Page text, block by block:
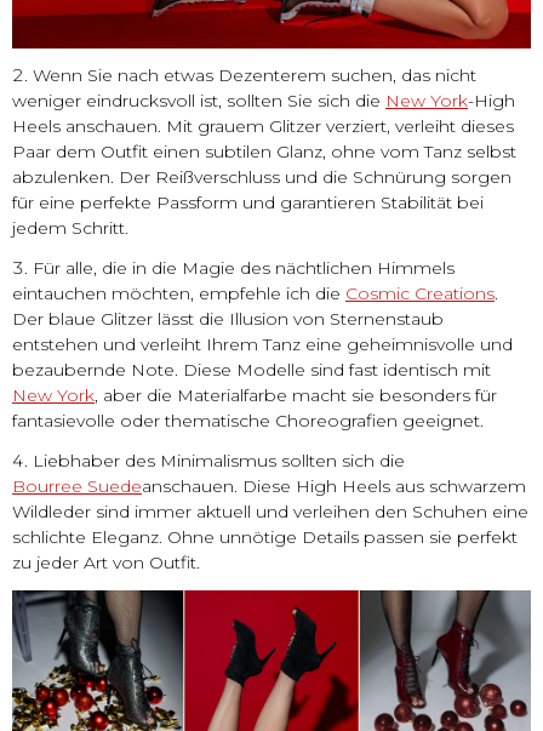
Wenn Sie nach etwas Dezenterem suchen, das nicht
weniger eindrucksvoll ist, sollten Sie sich die New York-High
Heels anschauen. Mit grauem Glitzer verziert, verleiht dieses
Paar dem Outfit einen subtilen Glanz, ohne vom Tanz selbst
abzulenken. Der Reißverschluss und die Schnürung sorgen
für eine perfekte Passform und garantieren Stabilität bei
jedem Schritt.
Für alle, die in die Magie des nächtlichen Himmels
eintauchen möchten, empfehle ich die Cosmic Creations.
Der blaue Glitzer lässt die Illusion von Sternenstaub
entstehen und verleiht Ihrem Tanz eine geheimnisvolle und
bezaubernde Note. Diese Modelle sind fast identisch mit
New York, aber die Materialfarbe macht sie besonders für
fantasievolle oder thematische Choreografien geeignet.
Liebhaber des Minimalismus sollten sich die
Bourree Suedeanschauen. Diese High Heels aus schwarzem
Wildleder sind immer aktuell und verleihen den Schuhen eine
schlichte Eleganz. Ohne unnötige Details passen sie perfekt
zu jeder Art von Outfit.